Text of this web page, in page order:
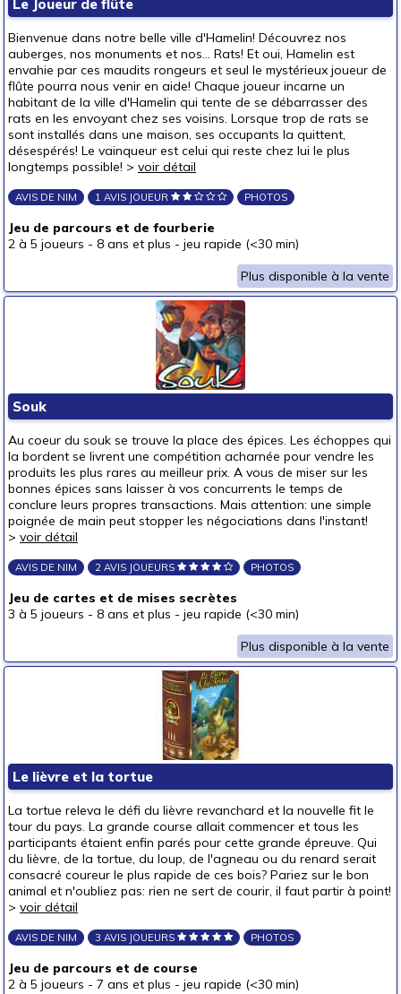
Le Joueur de flûte
Bienvenue dans notre belle ville d'Hamelin! Découvrez nos
auberges, nos monuments et nos... Rats! Et oui, Hamelin est
envahie par ces maudits rongeurs et seul le mystérieux joueur de
flûte pourra nous venir en aide! Chaque joueur incarne un
habitant de la ville d'Hamelin qui tente de se débarrasser des
rats en les envoyant chez ses voisins. Lorsque trop de rats se
sont installés dans une maison, ses occupants la quittent,
désespérés! Le vainqueur est celui qui reste chez lui le plus
longtemps possible! > voir détail
AVIS DE NIM 1 AVIS JOUEUR PHOTOS
Jeu de parcours et de fourberie
2 à 5 joueurs - 8 ans et plus - jeu rapide (<30 min)
Plus disponible à la vente
Souk
Au coeur du souk se trouve la place des épices. Les échoppes qui
la bordent se livrent une compétition acharnée pour vendre les
produits les plus rares au meilleur prix. A vous de miser sur les
bonnes épices sans laisser à vos concurrents le temps de
conclure leurs propres transactions. Mais attention: une simple
poignée de main peut stopper les négociations dans l'instant!
> voir détail
AVIS DE NIM 2 AVIS JOUEURS PHOTOS
Jeu de cartes et de mises secrètes
3 à 5 joueurs - 8 ans et plus - jeu rapide (<30 min)
Plus disponible à la vente
Le lièvre et la tortue
La tortue releva le défi du lièvre revanchard et la nouvelle fit le
tour du pays. La grande course allait commencer et tous les
participants étaient enfin parés pour cette grande épreuve. Qui
du lièvre, de la tortue, du loup, de l'agneau ou du renard serait
consacré coureur le plus rapide de ces bois? Pariez sur le bon
animal et n'oubliez pas: rien ne sert de courir, il faut partir à point!
> voir détail
AVIS DE NIM 3 AVIS JOUEURS PHOTOS
Jeu de parcours et de course
2 à 5 joueurs - 7 ans et plus - jeu rapide (<30 min)